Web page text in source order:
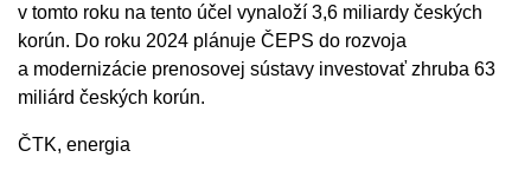
v tomto roku na tento účel vynaloží 3,6 miliardy českých
korún. Do roku 2024 plánuje ČEPS do rozvoja
a modernizácie prenosovej sústavy investovať zhruba 63
miliárd českých korún.
ČTK, energia